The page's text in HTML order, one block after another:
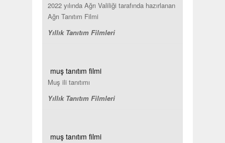
2022 yılında Ağrı Valiliği tarafında hazırlanan
Ağrı Tanıtım Filmi
Yıllık Tanıtım Filmleri
muş tanıtım filmi
Muş ili tanıtımı
Yıllık Tanıtım Filmleri
muş tanıtım filmi